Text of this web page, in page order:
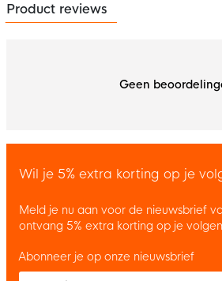
Product reviews
Geen
Wil je 5% extra korting op je
Meld je nu aan voor de nieuwsbrief
ontvang 5% extra korting op je
Enter your email and accept the
Abonneer je op onze nieuwsbrief